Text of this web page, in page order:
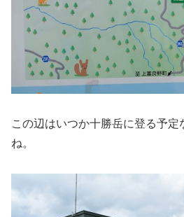
この辺はいつか十勝岳に登る予定
ね。